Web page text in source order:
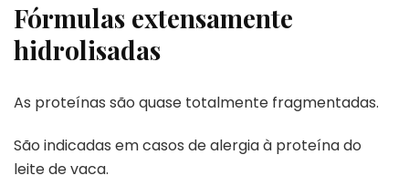
Fórmulas extensamente
hidrolisadas
As proteínas são quase totalmente fragmentadas.
São indicadas em casos de alergia à proteína do
leite de vaca.